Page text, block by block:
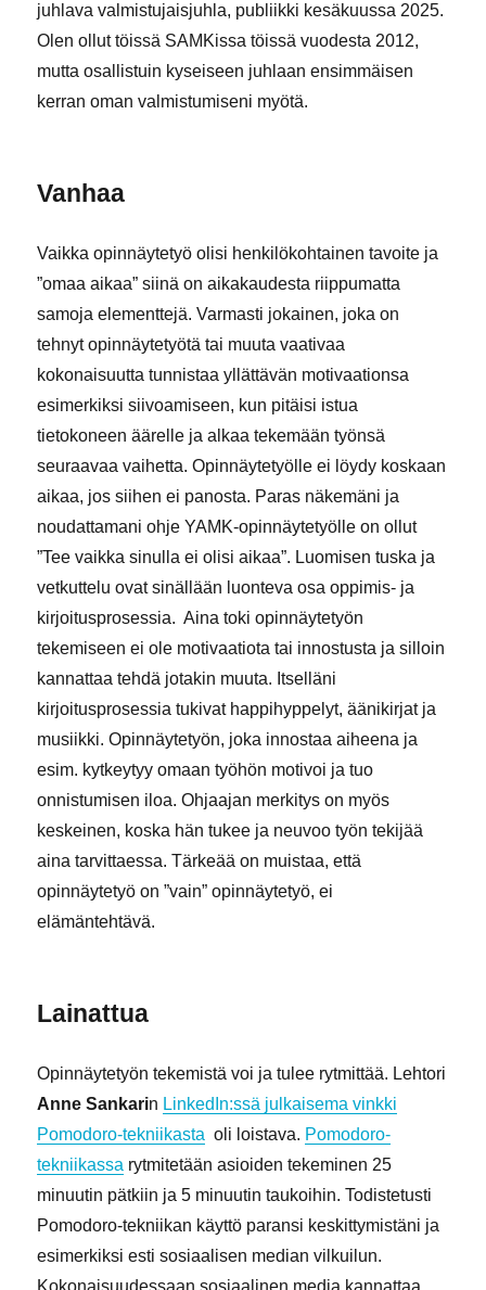
juhlava valmistujaisjuhla, publiikki kesäkuussa 2025.
Olen ollut töissä SAMKissa töissä vuodesta 2012,
mutta osallistuin kyseiseen juhlaan ensimmäisen
kerran oman valmistumiseni myötä.
Vanhaa
Vaikka opinnäytetyö olisi henkilökohtainen tavoite ja
”omaa aikaa” siinä on aikakaudesta riippumatta
samoja elementtejä. Varmasti jokainen, joka on
tehnyt opinnäytetyötä tai muuta vaativaa
kokonaisuutta tunnistaa yllättävän motivaationsa
esimerkiksi siivoamiseen, kun pitäisi istua
tietokoneen äärelle ja alkaa tekemään työnsä
seuraavaa vaihetta. Opinnäytetyölle ei löydy koskaan
aikaa, jos siihen ei panosta. Paras näkemäni ja
noudattamani ohje YAMK-opinnäytetyölle on ollut
”Tee vaikka sinulla ei olisi aikaa”. Luomisen tuska ja
vetkuttelu ovat sinällään luonteva osa oppimis- ja
kirjoitusprosessia. Aina toki opinnäytetyön
tekemiseen ei ole motivaatiota tai innostusta ja silloin
kannattaa tehdä jotakin muuta. Itselläni
kirjoitusprosessia tukivat happihyppelyt, äänikirjat ja
musiikki. Opinnäytetyön, joka innostaa aiheena ja
esim. kytkeytyy omaan työhön motivoi ja tuo
onnistumisen iloa. Ohjaajan merkitys on myös
keskeinen, koska hän tukee ja neuvoo työn tekijää
aina tarvittaessa. Tärkeää on muistaa, että
opinnäytetyö on ”vain” opinnäytetyö, ei
elämäntehtävä.
Lainattua
Opinnäytetyön tekemistä voi ja tulee rytmittää. Lehtori
Anne Sankarin LinkedIn:ssä julkaisema vinkki
Pomodoro-tekniikasta oli loistava. Pomodoro-
tekniikassa rytmitetään asioiden tekeminen 25
minuutin pätkiin ja 5 minuutin taukoihin. Todistetusti
Pomodoro-tekniikan käyttö paransi keskittymistäni ja
esimerkiksi esti sosiaalisen median vilkuilun.